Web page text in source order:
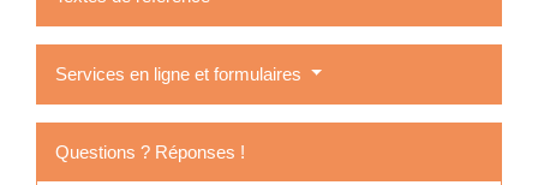
Services en ligne et formulaires
Questions ? Réponses !